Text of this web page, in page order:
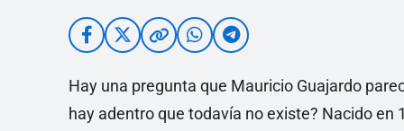
Hay una pregunta que Mauricio Guajardo
hay adentro que todavía no existe? Nacido en